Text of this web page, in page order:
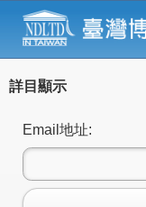
詳目顯示
Email地址: